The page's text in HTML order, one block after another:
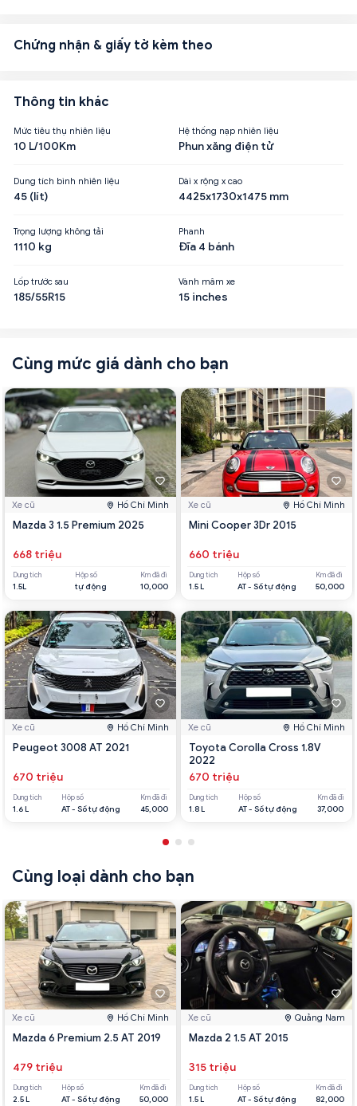
Chứng nhận & giấy tờ kèm theo
Thông tin khác
Mức tiêu thụ nhiên liệu
10 L/100Km
Hệ thống nạp nhiên liệu
Phun xăng điện tử
Dung tích bình nhiên liệu
45 (lít)
Dài x rộng x cao
4425x1730x1475 mm
Trọng lượng không tải
1110 kg
Phanh
Đĩa 4 bánh
Lốp trước sau
185/55R15
Vành mâm xe
15 inches
Cùng mức giá dành cho bạn
Xe cũ Hồ Chí Minh
Mazda 3 1.5 Premium 2025
668 triệu
Dung tích
1.5L
Hộp số
tự động
Km đã đi
10,000
Xe cũ Hồ Chí Minh
Peugeot 3008 AT 2021
670 triệu
Dung tích
1.6 L
Hộp số
AT - Số tự động
Km đã đi
45,000
Xe cũ Hồ Chí Minh
Mini Cooper 3Dr 2015
660 triệu
Dung tích
1.5 L
Hộp số
AT - Số tự động
Km đã đi
50,000
Xe cũ Hồ Chí Minh
Toyota Corolla Cross 1.8V
2022
670 triệu
Dung tích
1.8 L
Hộp số
AT - Số tự động
Km đã đi
37,000
Cùng loại dành cho bạn
Xe cũ Hồ Chí Minh
Mazda 6 Premium 2.5 AT 2019
479 triệu
Dung tích
2.5 L
Hộp số
AT - Số tự động
Km đã đi
50,000
Xe cũ Quảng Nam
Mazda 2 1.5 AT 2015
315 triệu
Dung tích
1.5 L
Hộp số
AT - Số tự động
Km đã đi
82,000